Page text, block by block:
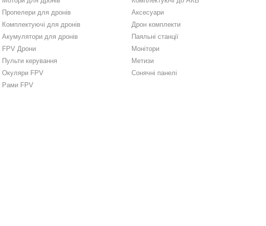
Пропелери для дронів
Комплектуючі для дронів
Акумулятори для дронів
FPV Дрони
Пульти керування
Окуляри FPV
Рами FPV
Аксесуари
Дрон комплекти
Паяльні станції
Монітори
Метизи
Сонячні панелі